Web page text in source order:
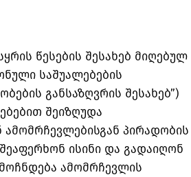
წესების შესახებ მიღებულ
საშუალებების
განსაზღვრის შესახებ”)
შეიზღუდა
პირადობის
ისინი და გადაიღონ
ამომრჩევლის